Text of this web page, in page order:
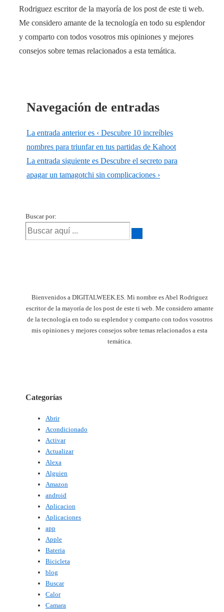
Rodriguez escritor de la mayoría de los post de este ti web.
Me considero amante de la tecnología en todo su esplendor
y comparto con todos vosotros mis opiniones y mejores
consejos sobre temas relacionados a esta temática.
Navegación de entradas
La entrada anterior es ‹ Descubre 10 increíbles
nombres para triunfar en tus partidas de Kahoot
La entrada siguiente es Descubre el secreto para
apagar un tamagotchi sin complicaciones ›
Buscar por:
Bienvenidos a DIGITALWEEK.ES. Mi nombre es Abel Rodriguez
escritor de la mayoría de los post de este ti web. Me considero amante
de la tecnología en todo su esplendor y comparto con todos vosotros
mis opiniones y mejores consejos sobre temas relacionados a esta
temática.
Categorías
Abrir
Acondicionado
Activar
Actualizar
Alexa
Alguien
Amazon
android
Aplicacion
Aplicaciones
app
Apple
Bateria
Bicicleta
blog
Buscar
Calor
Camara